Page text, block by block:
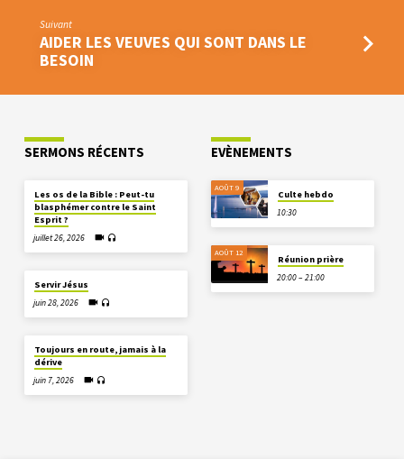
Suivant
AIDER LES VEUVES QUI SONT DANS LE
BESOIN
SERMONS RÉCENTS
Les os de la Bible : Peut-tu
blasphémer contre le Saint
Esprit ?
juillet 26, 2026
Servir Jésus
juin 28, 2026
Toujours en route, jamais à la
dérive
juin 7, 2026
EVÈNEMENTS
AOÛT 9
Culte hebdo
10:30
AOÛT 12
Réunion prière
20:00 – 21:00